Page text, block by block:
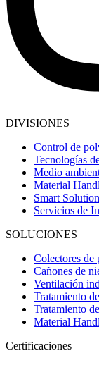
DIVISIONES
Control de
Tecnologías
Medio
Material
Smart
Servicios de
SOLUCIONES
Colectores de
Cañones de
Ventilación
Tratamiento
Tratamiento
Material
Certificaciones